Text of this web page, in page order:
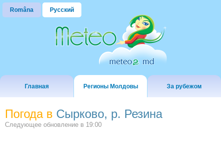
Româna Русский
Главная Регионы Молдовы За рубежом
Погода в Сырково, р. Резина
Следующее обновление в 19:00